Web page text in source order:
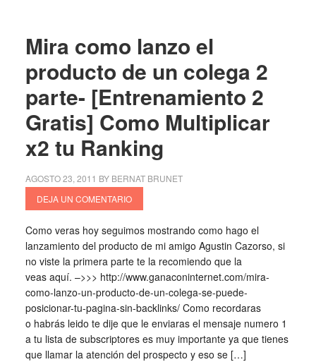
Mira como lanzo el
producto de un colega 2
parte- [Entrenamiento 2
Gratis] Como Multiplicar
x2 tu Ranking
AGOSTO 23, 2011 BY BERNAT BRUNET
DEJA UN COMENTARIO
Como veras hoy seguimos mostrando como hago el
lanzamiento del producto de mi amigo Agustin Cazorso, si
no viste la primera parte te la recomiendo que la
veas aquí. –>>> http://www.ganaconinternet.com/mira-
como-lanzo-un-producto-de-un-colega-se-puede-
posicionar-tu-pagina-sin-backlinks/ Como recordaras
o habrás leido te dije que le enviaras el mensaje numero 1
a tu lista de subscriptores es muy importante ya que tienes
que llamar la atención del prospecto y eso se […]